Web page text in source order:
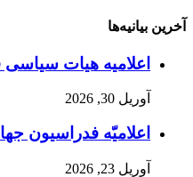
آخرین بیانیه‌ها
اعلامیه هیات سیاسی فرقه
آوریل 30, 2026
اعلامیّه فدراسیون
آوریل 23, 2026